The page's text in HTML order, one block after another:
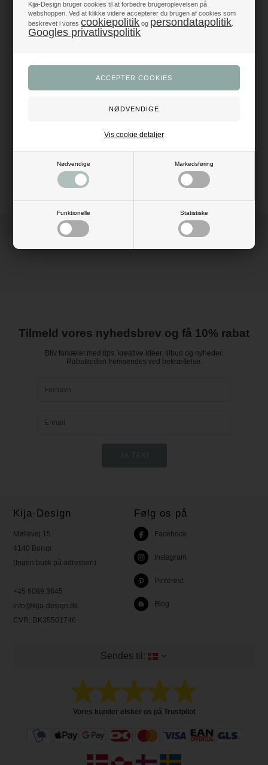
Kija-Design bruger cookies til at forbedre brugeroplevelsen på
webshoppen. Ved at klikke videre accepterer du brugen af cookies som
beskrevet i vorescookiepolitik og persondatapolitik
Googles privatlivspolitik
Nødvendige Markedsføring
Funktionelle Statistiske
Vis cookie detaljer
Trustpilot 5/5 - Fremragende
+1200 glade anmeldelser
Pift invitationer op med sødt skilt i metal. Super dekorativ og nem at sætte
Materiale: metal
Tilmeld vores nyhedsbrev og få 10% rabat
Bliv forkælet med tips, kreative idéer, tilbud og nyheder.
Rabatkoden fremsendes ved bekræftelse.
Kija-Design
Møllevej 15
4140 Borup
(Ingen butik på adressen)
+45 6089 3645
info@kija-design.dk
CVR: DK35501746
Følg os på
Facebook
Instagram
Pinterest
Blog
Sendes til:
Vores kunder elsker os på Trustpilot